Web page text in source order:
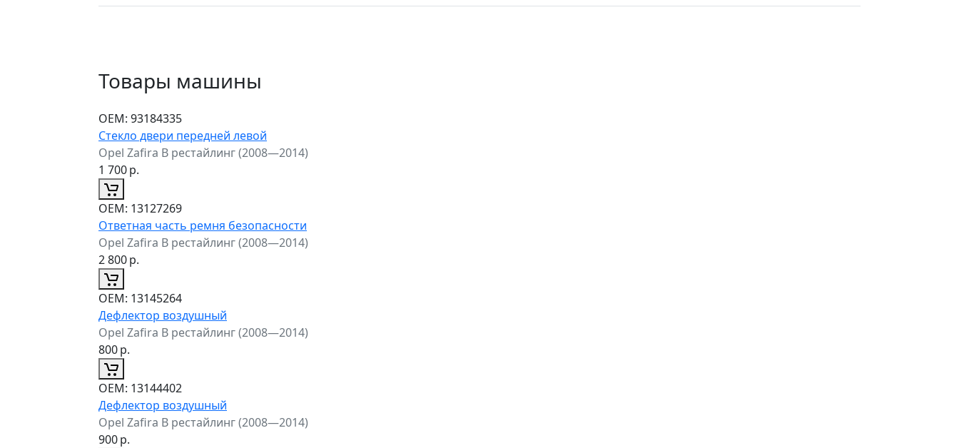
Товары машины
ОЕМ: 93184335
Стекло двери передней левой
Opel Zafira B рестайлинг (2008—2014)
1 700р.
ОЕМ: 13127269
Ответная часть ремня безопасности
Opel Zafira B рестайлинг (2008—2014)
2 800р.
ОЕМ: 13145264
Дефлектор воздушный
Opel Zafira B рестайлинг (2008—2014)
800р.
ОЕМ: 13144402
Дефлектор воздушный
Opel Zafira B рестайлинг (2008—2014)
900р.